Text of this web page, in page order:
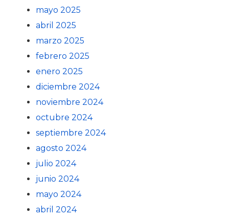
mayo 2025
abril 2025
marzo 2025
febrero 2025
enero 2025
diciembre 2024
noviembre 2024
octubre 2024
septiembre 2024
agosto 2024
julio 2024
junio 2024
mayo 2024
abril 2024